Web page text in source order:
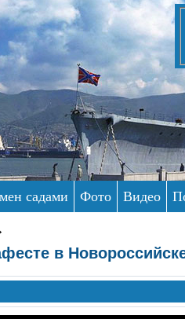
садами Фото Видео
в